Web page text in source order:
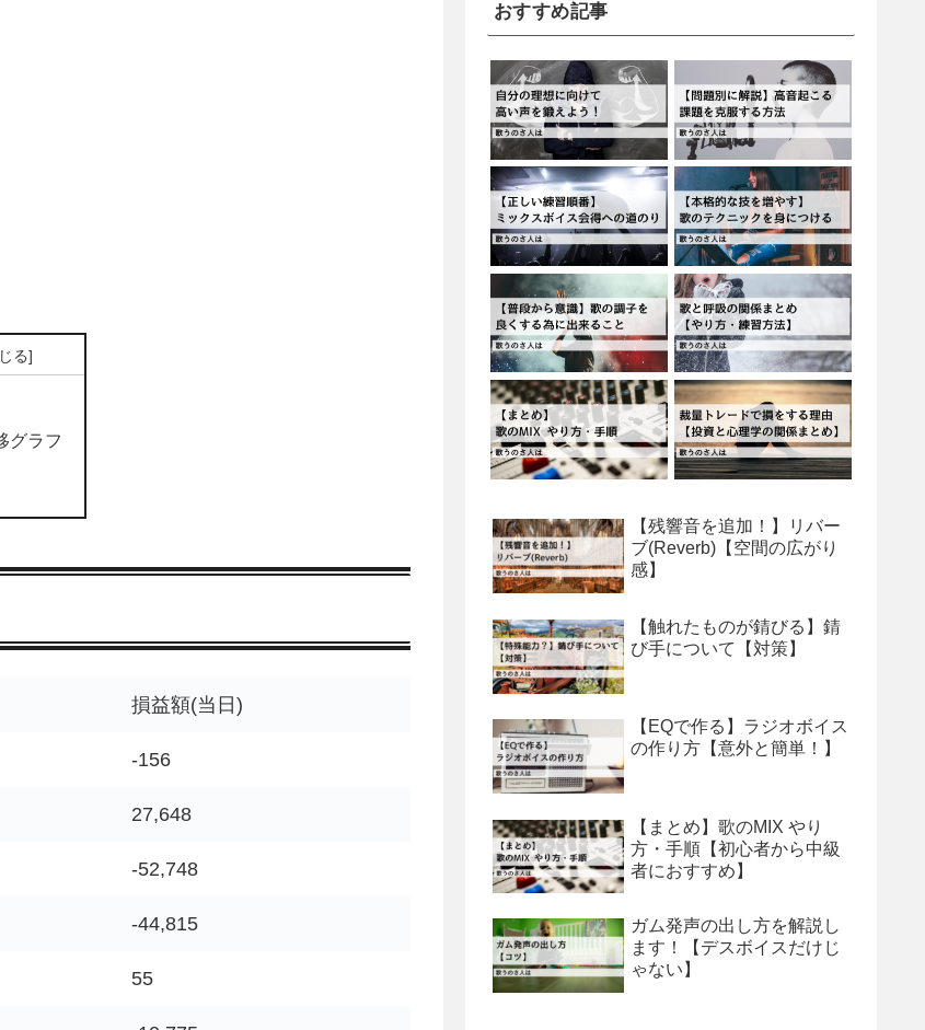
グラフ
損益額(当日)
-156
27,648
-52,748
-44,815
55
おすすめ記事
【残響音を追加！】リバー
ブ(Reverb)【空間の広がり
感】
【触れたものが錆びる】錆
び手について【対策】
【EQで作る】ラジオボイス
の作り方【意外と簡単！】
【まとめ】歌のMIX やり
方・手順【初心者から中級
者におすすめ】
ガム発声の出し方を解説し
ます！【デスボイスだけじ
ゃない】